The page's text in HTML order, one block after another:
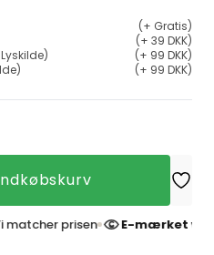
(+ Gratis)
(+ 39 DKK)
(+ 99 DKK)
(+ 99 DKK)
prisen E-mærket